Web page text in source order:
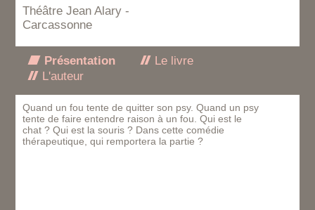
Théâtre Jean Alary -
Carcassonne
Présentation
Le livre
L'auteur
Quand un fou tente de quitter son psy. Quand un psy
tente de faire entendre raison à un fou. Qui est le
chat ? Qui est la souris ? Dans cette comédie
thérapeutique, qui remportera la partie ?